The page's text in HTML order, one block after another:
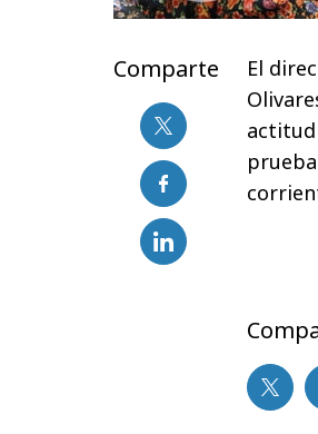
Comparte
El